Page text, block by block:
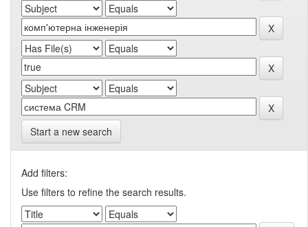
Start a new search
Add filters:
Use filters to refine the search results.